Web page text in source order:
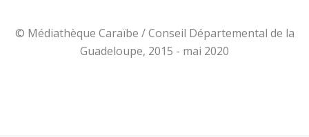
© Médiathèque Caraïbe / Conseil Départemental de la
Guadeloupe, 2015 - mai 2020